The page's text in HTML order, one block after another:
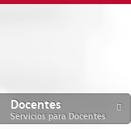
Docentes
Servicios para Docentes